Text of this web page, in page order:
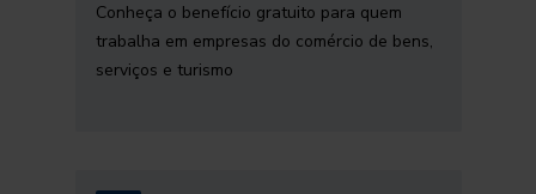
Conheça o benefício gratuito para quem
trabalha em empresas do comércio de bens,
serviços e turismo